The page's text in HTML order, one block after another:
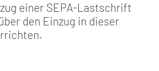
einer SEPA-Lastschrift
den Einzug in dieser